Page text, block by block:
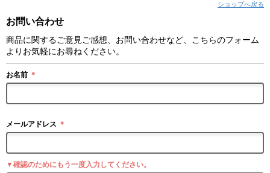
ショップへ戻る
お問い合わせ
商品に関するご意見ご感想、お問い合わせなど、こちらのフォーム
よりお気軽にお尋ねください。
お名前 ＊
メールアドレス ＊
▼確認のためにもう一度入力してください。